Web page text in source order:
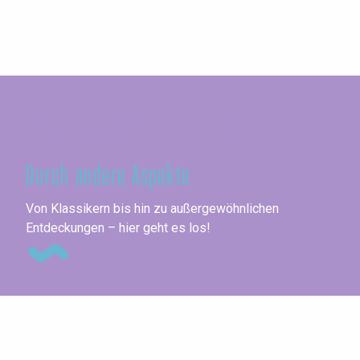
Durch andere Aspekte
Von Klassikern bis hin zu außergewöhnlichen
Entdeckungen – hier geht es los!